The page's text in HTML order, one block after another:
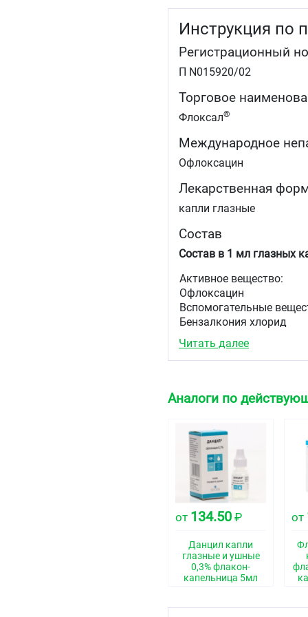
Инструкция по
Регистрационный
П N015920/02
Торговое
Флоксал®
Международное
Офлоксацин
Лекарственная
капли глазные
Состав
Состав в 1 мл глазных
Активное вещество:
Офлоксацин
Вспомогательные
Бензалкония хлорид
Натрий хлорид
1 М раствор кислоты
1 М раствор натрия
Вода для инъекций
Описание
Капли глазные:
Противомикробное
Фармакологические
Фармакодинамика
Офлоксацин —
спектра действия.
Читать далее
Аналоги по
от 134.50 ₽
Данцил капли
глазные и ушные
0,3% флакон-
капельница 5мл
от